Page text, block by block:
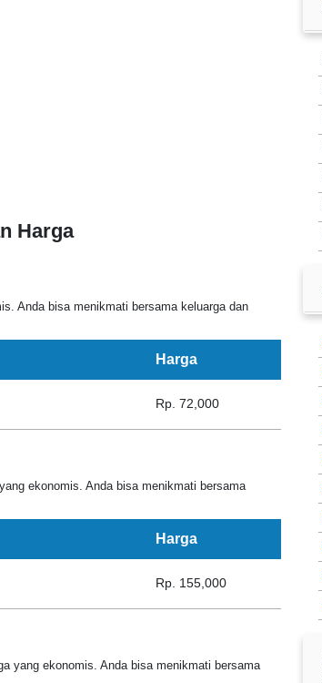
Harga
Anda bisa menikmati bersama keluarga dan
Harga
Rp. 72,000
ekonomis. Anda bisa menikmati bersama
Harga
Rp. 155,000
yang ekonomis. Anda bisa menikmati bersama